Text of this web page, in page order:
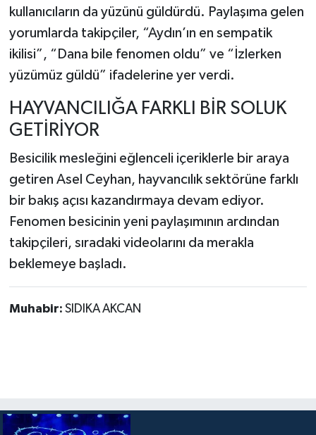
kullanıcıların da yüzünü güldürdü. Paylaşıma gelen
yorumlarda takipçiler, “Aydın’ın en sempatik
ikilisi”, “Dana bile fenomen oldu” ve “İzlerken
yüzümüz güldü” ifadelerine yer verdi.
HAYVANCILIĞA FARKLI BİR SOLUK
GETİRİYOR
Besicilik mesleğini eğlenceli içeriklerle bir araya
getiren Asel Ceyhan, hayvancılık sektörüne farklı
bir bakış açısı kazandırmaya devam ediyor.
Fenomen besicinin yeni paylaşımının ardından
takipçileri, sıradaki videolarını da merakla
beklemeye başladı.
Muhabir: SIDIKA AKCAN